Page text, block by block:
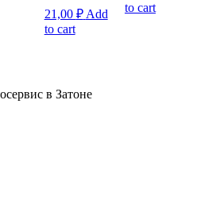
21,00 ₽ Add
to cart
to cart
в Затоне